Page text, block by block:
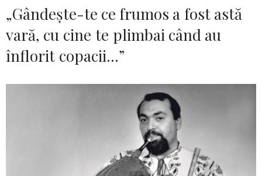
„Gândeşte-te ce frumos a fost astă
vară, cu cine te plimbai când au
înflorit copacii…”